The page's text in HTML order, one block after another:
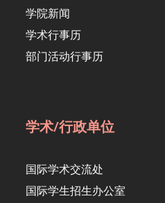
学院新闻
学术行事历
部门活动行事历
学术/行政单位
国际学术交流处
国际学生招生办公室